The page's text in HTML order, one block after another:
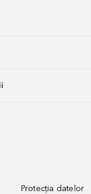
Protecția datelor